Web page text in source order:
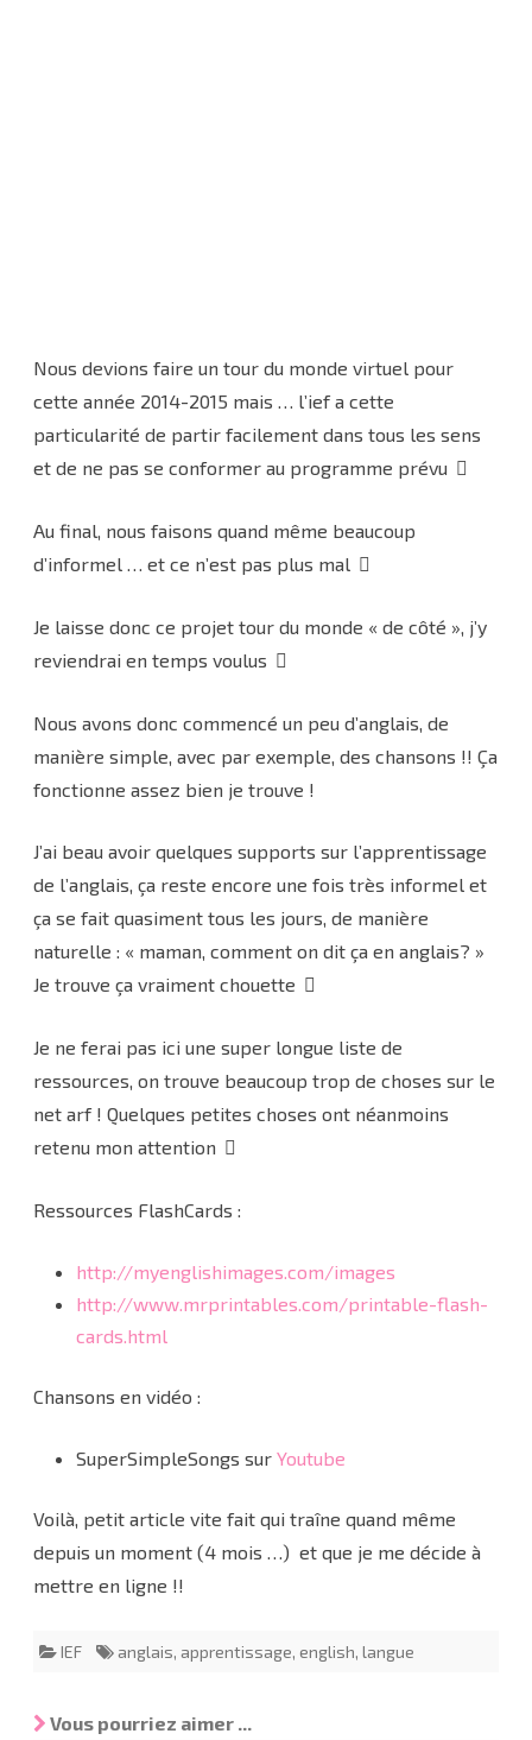
Nous devions faire un tour du monde virtuel pour
cette année 2014-2015 mais … l’ief a cette
particularité de partir facilement dans tous les sens
et de ne pas se conformer au programme prévu
Au final, nous faisons quand même beaucoup
d’informel … et ce n’est pas plus mal
Je laisse donc ce projet tour du monde « de côté », j’y
reviendrai en temps voulus
Nous avons donc commencé un peu d’anglais, de
manière simple, avec par exemple, des chansons !! Ça
fonctionne assez bien je trouve !
J’ai beau avoir quelques supports sur l’apprentissage
de l’anglais, ça reste encore une fois très informel et
ça se fait quasiment tous les jours, de manière
naturelle : « maman, comment on dit ça en anglais? »
Je trouve ça vraiment chouette
Je ne ferai pas ici une super longue liste de
ressources, on trouve beaucoup trop de choses sur le
net arf ! Quelques petites choses ont néanmoins
retenu mon attention
Ressources FlashCards :
http://myenglishimages.com/images
http://www.mrprintables.com/printable-flash-
cards.html
Chansons en vidéo :
SuperSimpleSongs sur Youtube
Voilà, petit article vite fait qui traîne quand même
depuis un moment (4 mois …) et que je me décide à
mettre en ligne !!
IEF anglais, apprentissage, english, langue
Vous pourriez aimer ...